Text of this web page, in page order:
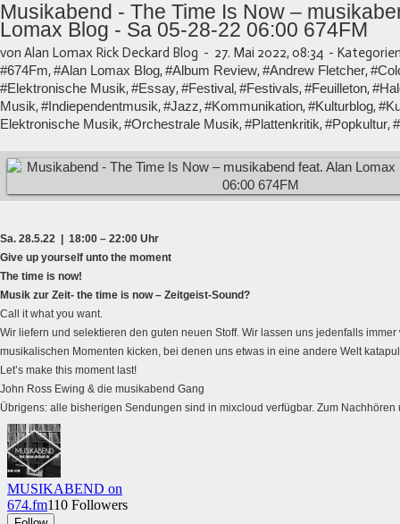
Musikabend - The Time Is Now –
Lomax Blog - Sa 05-28-22 06:00 674FM
von Alan Lomax Rick Deckard Blog - 27. Mai 2022, 08:34 -
#674Fm,#Alan Lomax Blog,#Album Review,#Andrew Fletcher,
#Elektronische Musik,#Essay,#Festival,#Festivals,#Feuilleton,
Musik,#Indiependentmusik,#Jazz,#Kommunikation,#Kulturblog,
Elektronische Musik,#Orchestrale Musik,#Plattenkritik,#Popkultur,
Sa. 28.5.22 | 18:00 – 22:00 Uhr
Give up yourself unto the moment
The time is now!
Musik zur Zeit- the time is now – Zeitgeist-Sound?
Call it what you want.
Wir liefern und selektieren den guten neuen Stoff. Wir lassen uns jedenfalls
musikalischen Momenten kicken, bei denen uns etwas in eine andere Welt
Let’s make this moment last!
John Ross Ewing & die musikabend Gang
Übrigens: alle bisherigen Sendungen sind in mixcloud verfügbar. Zum Nachhören